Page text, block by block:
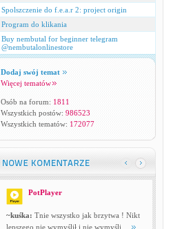
Spolszczenie do f.e.a.r 2: project origin
Program do klikania
Buy nembutal for beginner telegram
@nembutalonlinestore
Dodaj swój temat
Więcej tematów
Osób na forum: 1811
Wszystkich postów: 986523
Wszystkich tematów: 172077
PotPlayer
~kuśka: Tnie wszystko jak brzytwa ! Nikt
lepszego nie wymyślił i nie wymyśli ...